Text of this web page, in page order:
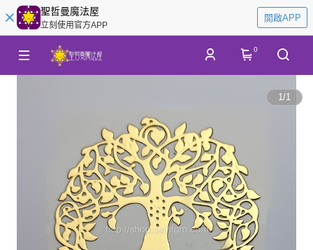
聖哲曼魔法屋
立刻使用官方APP
開啟APP
0
1/1